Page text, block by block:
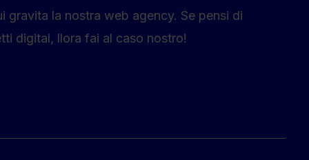
gravita la nostra web agency. Se pensi di
digital, llora fai al caso nostro!